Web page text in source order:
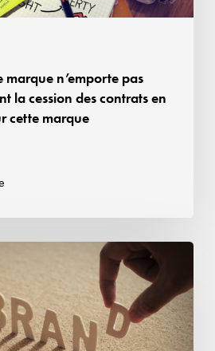
marque n’emporte pas
la cession des contrats en
cette marque